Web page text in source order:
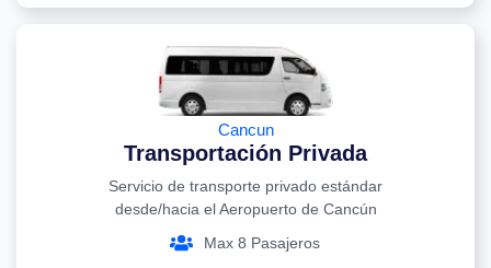
Cancun
Transportación Privada
Servicio de transporte privado estándar
desde/hacia el Aeropuerto de Cancún
Max 8 Pasajeros